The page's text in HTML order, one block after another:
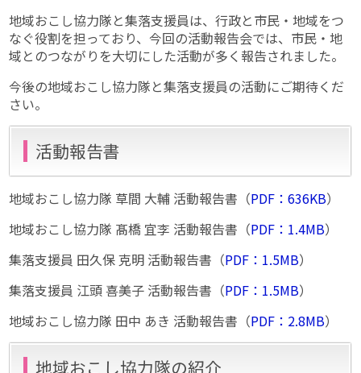
地域おこし協力隊と集落支援員は、行政と市民・地域をつ
なぐ役割を担っており、今回の活動報告会では、市民・地
域とのつながりを大切にした活動が多く報告されました。
今後の地域おこし協力隊と集落支援員の活動にご期待くだ
さい。
活動報告書
地域おこし協力隊 草間 大輔 活動報告書（PDF：636KB）
地域おこし協力隊 髙橋 宜李 活動報告書（PDF：1.4MB）
集落支援員 田久保 克明 活動報告書（PDF：1.5MB）
集落支援員 江頭 喜美子 活動報告書（PDF：1.5MB）
地域おこし協力隊 田中 あき 活動報告書（PDF：2.8MB）
地域おこし協力隊の紹介